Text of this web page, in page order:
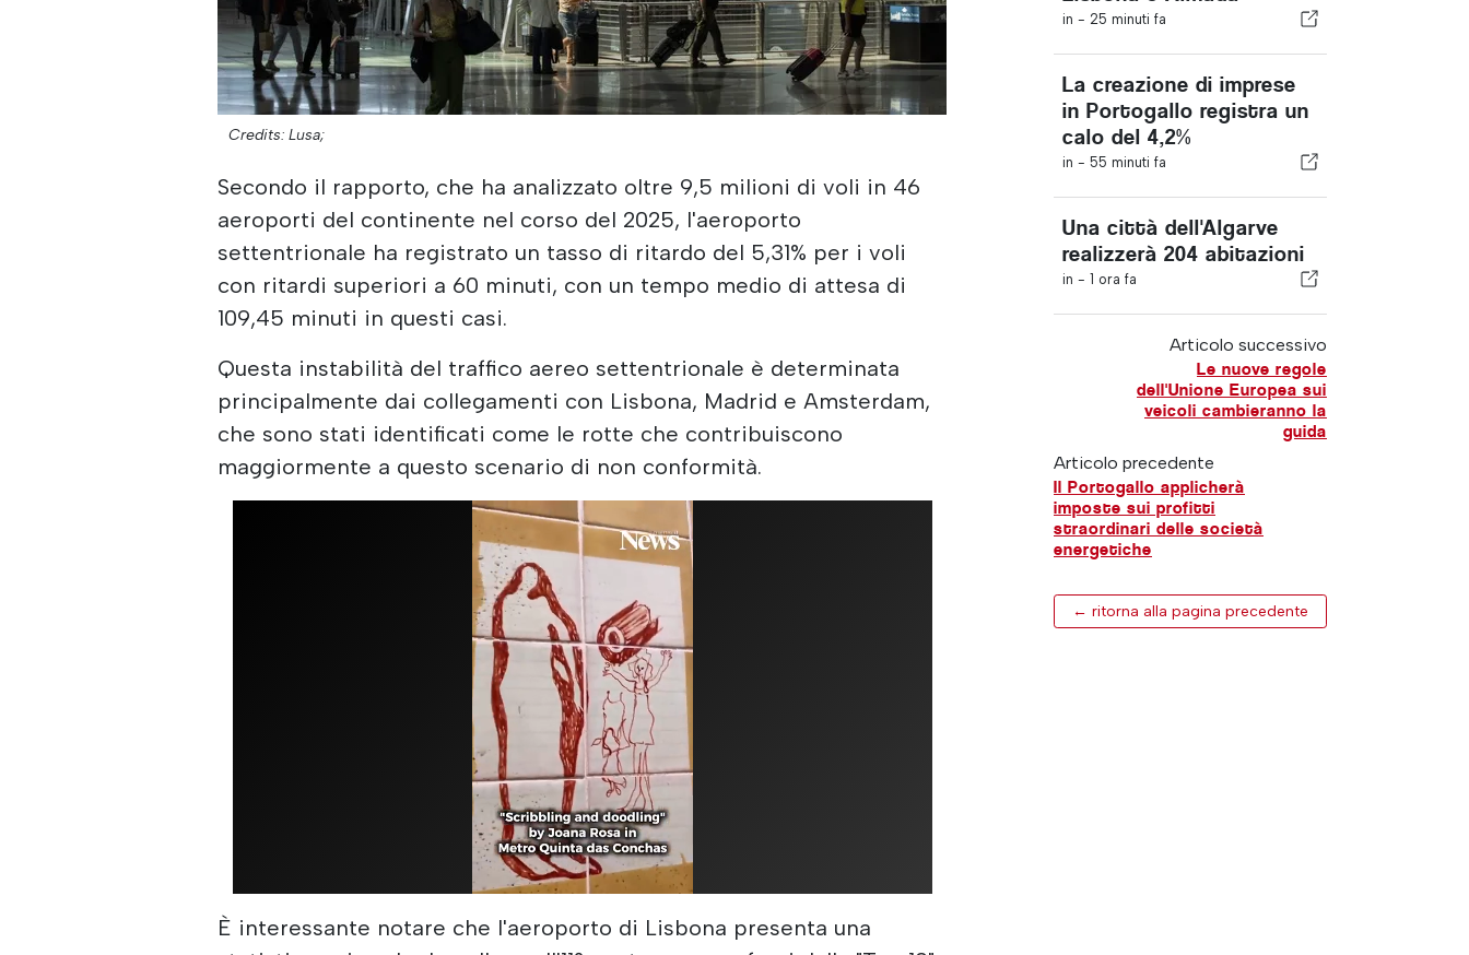
Credits: Lusa;
Secondo il rapporto, che ha analizzato oltre 9,5 milioni di voli in 46
aeroporti del continente nel corso del 2025, l'aeroporto
settentrionale ha registrato un tasso di ritardo del 5,31% per i voli
con ritardi superiori a 60 minuti, con un tempo medio di attesa di
109,45 minuti in questi casi.
Questa instabilità del traffico aereo settentrionale è determinata
principalmente dai collegamenti con Lisbona, Madrid e Amsterdam,
che sono stati identificati come le rotte che contribuiscono
maggiormente a questo scenario di non conformità.
È interessante notare che l'aeroporto di Lisbona presenta una
in - 25 minuti fa
La creazione di imprese
in Portogallo registra un
calo del 4,2%
in - 55 minuti fa
Una città dell'Algarve
realizzerà 204 abitazioni
in - 1 ora fa
Articolo successivo
Le nuove regole
dell'Unione Europea sui
veicoli cambieranno la
guida
Articolo precedente
Il Portogallo applicherà
imposte sui profitti
straordinari delle società
energetiche
← ritorna alla pagina precedente